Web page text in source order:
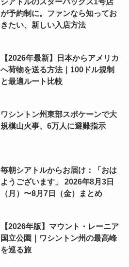
が予約制に。ファンなら知ってお
きたい、新しい入店方法
【2026年最新】日本からアメリカ
へ荷物を送る方法｜100ドル規制
と最適ルート比較
ワシントン州東部スポケーンで大
規模山火事、6万人に避難指示
毎朝シアトルからお届け：「おは
ようございます」 2026年8月3日
（月）〜8月7日（金）まとめ
【2026年版】マウント・レーニア
国立公園｜ワシントン州の最高峰
を巡る旅